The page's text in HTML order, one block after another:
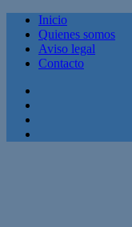
Inicio
Quienes somos
Aviso legal
Contacto